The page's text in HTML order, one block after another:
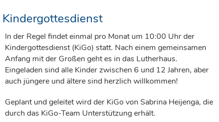
Kindergottesdienst
In der Regel findet einmal pro Monat um 10:00 Uhr der
Kindergottesdienst (KiGo) statt. Nach einem gemeinsamen
Anfang mit der Großen geht es in das Lutherhaus.
Eingeladen sind alle Kinder zwischen 6 und 12 Jahren, aber
auch jüngere und ältere sind herzlich willkommen!
Geplant und geleitet wird der KiGo von Sabrina Heijenga, die
durch das KiGo-Team Unterstützung erhält.